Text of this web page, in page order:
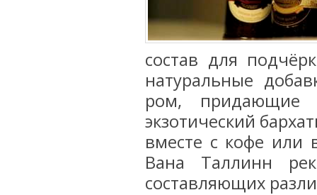
состав для
натуральные
ром, придающие
экзотический
вместе с кофе или
Вана Таллинн
составляющих